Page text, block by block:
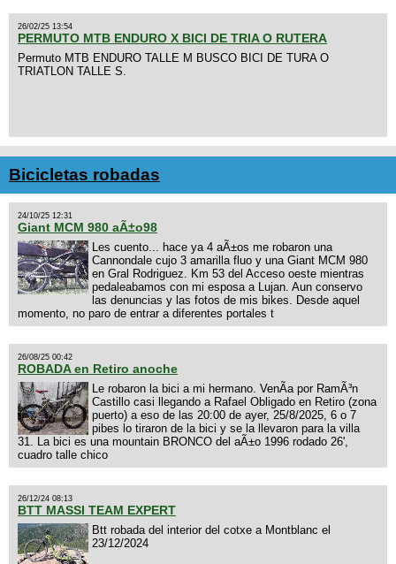
26/02/25 13:54
PERMUTO MTB ENDURO X BICI DE TRIA O RUTERA
Permuto MTB ENDURO TALLE M BUSCO BICI DE TURA O
TRIATLON TALLE S.
Bicicletas robadas
24/10/25 12:31
Giant MCM 980 aÃ±o98
Les cuento... hace ya 4 aÃ±os me robaron una
Cannondale cujo 3 amarilla fluo y una Giant MCM 980
en Gral Rodriguez. Km 53 del Acceso oeste mientras
pedaleabamos con mi esposa a Lujan. Aun conservo
las denuncias y las fotos de mis bikes. Desde aquel
momento, no paro de entrar a diferentes portales t
26/08/25 00:42
ROBADA en Retiro anoche
Le robaron la bici a mi hermano. VenÃ­a por RamÃ³n
Castillo casi llegando a Rafael Obligado en Retiro (zona
puerto) a eso de las 20:00 de ayer, 25/8/2025, 6 o 7
pibes lo tiraron de la bici y se la llevaron para la villa
31. La bici es una mountain BRONCO del aÃ±o 1996 rodado 26',
cuadro talle chico
26/12/24 08:13
BTT MASSI TEAM EXPERT
Btt robada del interior del cotxe a Montblanc el
23/12/2024